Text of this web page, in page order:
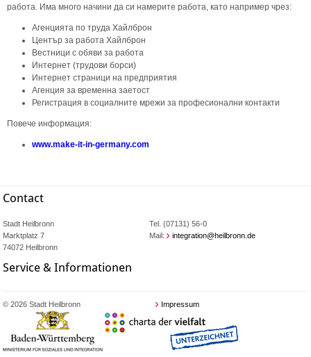
работа. Има много начини да си намерите работа, като например чрез:
Агенцията по труда Хайлброн
Център за работа Хайлброн
Вестници с обяви за работа
Интернет (трудови борси)
Интернет страници на предприятия
Агенция за временна заетост
Регистрация в социалните мрежи за професионални контакти
Повече информация:
www.make-it-in-germany.com
Contact
Stadt Heilbronn
Marktplatz 7
74072 Heilbronn
Tel. (07131) 56-0
Mail:
integration@heilbronn.de
Service & Informationen
© 2026 Stadt Heilbronn Impressum